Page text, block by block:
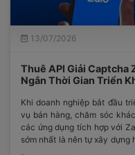
13/07/2026
Thuê API Giải Captcha
Ngắn Thời Gian Triển
Khi doanh nghiệp bắt đầu
vụ bán hàng, chăm sóc
các ứng dụng tích hợp với
sớm nhất là nên tự xây dựng
một dịch vụ API từ đơn vị